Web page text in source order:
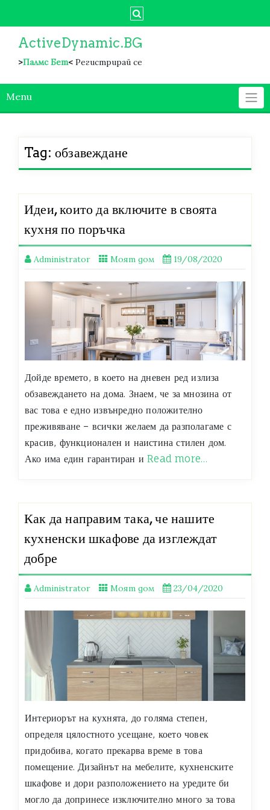
ActiveDynamic.BG
>Палмс Бет< Регистрирай се
Menu
Tag: обзавеждане
Идеи, които да включите в своята
кухня по поръчка
Administrator Моят дом 19/08/2020
Дойде времето, в което на дневен ред излиза
обзавеждането на дома. Знаем, че за мнозина от
вас това е едно извънредно положително
преживяване – всички желаем да разполагаме с
красив, функционален и наистина стилен дом.
Ако има един гарантиран иRead more…
Как да направим така, че нашите
кухненски шкафове да изглеждат
добре
Administrator Моят дом 23/04/2020
Интериорът на кухнята, до голяма степен,
определя цялостното усещане, което човек
придобива, когато прекарва време в това
помещение. Дизайнът на мебелите, кухненските
шкафове и дори разположението на уредите би
могло да допринесе изключително много за това